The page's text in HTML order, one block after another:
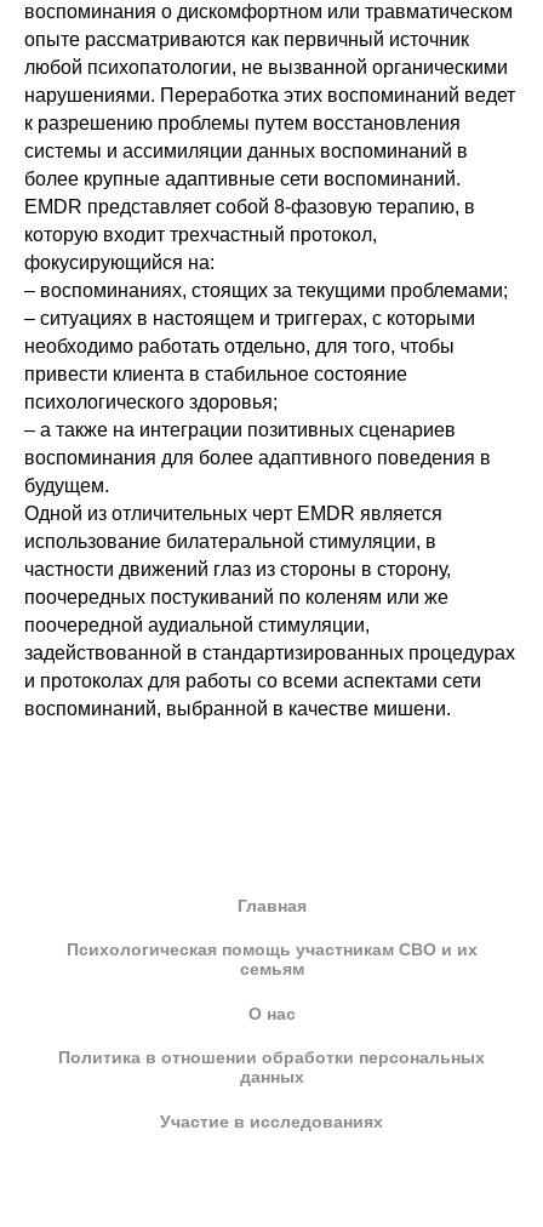
воспоминания о дискомфортном или травматическом
опыте рассматриваются как первичный источник
любой психопатологии, не вызванной органическими
нарушениями. Переработка этих воспоминаний ведет
к разрешению проблемы путем восстановления
системы и ассимиляции данных воспоминаний в
более крупные адаптивные сети воспоминаний.
EMDR представляет собой 8-фазовую терапию, в
которую входит трехчастный протокол,
фокусирующийся на:
– воспоминаниях, стоящих за текущими проблемами;
– ситуациях в настоящем и триггерах, с которыми
необходимо работать отдельно, для того, чтобы
привести клиента в стабильное состояние
психологического здоровья;
– а также на интеграции позитивных сценариев
воспоминания для более адаптивного поведения в
будущем.
Одной из отличительных черт EMDR является
использование билатеральной стимуляции, в
частности движений глаз из стороны в сторону,
поочередных постукиваний по коленям или же
поочередной аудиальной стимуляции,
задействованной в стандартизированных процедурах
и протоколах для работы со всеми аспектами сети
воспоминаний, выбранной в качестве мишени.
Главная
Психологическая помощь участникам СВО и их
семьям
О нас
Политика в отношении обработки персональных
данных
Участие в исследованиях